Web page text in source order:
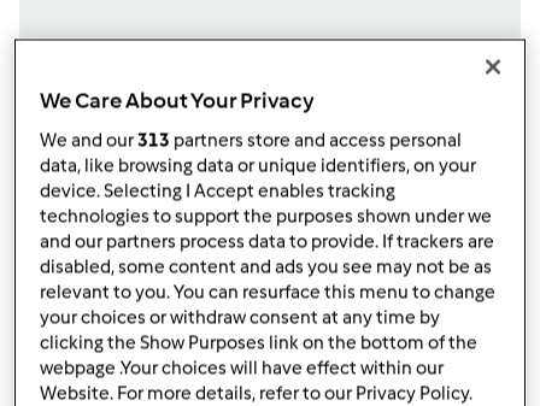
Bimby ® TM 6
daOspite
published: 04-04-2022
Aggiungi alle mie raccolte
condividi la ricetta
Crea variante
We Care About Your Privacy
We and our313 partners store and access personal
data, like browsing data or unique identifiers, on your
device. Selecting I Accept enables tracking
technologies to support the purposes shown under we
and our partners process data to provide. If trackers are
disabled, some content and ads you see may not be as
relevant to you. You can resurface this menu to change
your choices or withdraw consent at any time by
clicking the Show Purposes link on the bottom of the
webpage .Your choices will have effect within our
Website. For more details, refer to our Privacy Policy.